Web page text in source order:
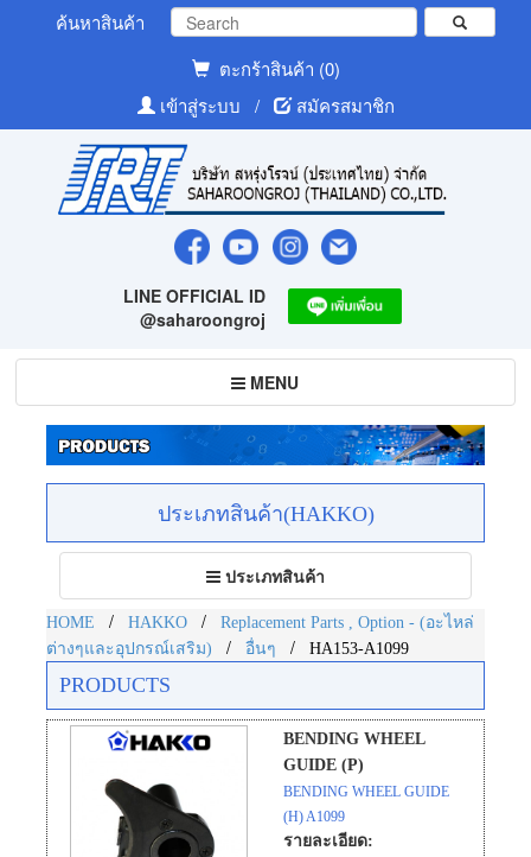
ค้นหาสินค้า
ตะกร้าสินค้า (0)
เข้าสู่ระบบ
/ สมัครสมาชิก
LINE OFFICIAL ID
@saharoongroj
Toggle
navigation
MENU
ประเภทสินค้า(HAKKO)
Toggle
navigation
ประเภทสินค้า
HOME / HAKKO /
Replacement Parts , Option - (อะไหล่
ต่างๆและอุปกรณ์เสริม)
/ อื่นๆ / HA153-A1099
PRODUCTS
BENDING WHEEL
GUIDE (P)
BENDING WHEEL GUIDE
(H) A1099
รายละเอียด: